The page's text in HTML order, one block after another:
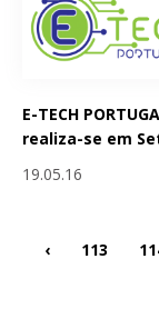
E-TECH
realiza-se em
19.05.16
‹ 113